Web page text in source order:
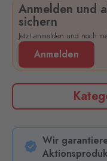
Anmelden und
sichern
Jetzt anmelden und noch
Anmelden
Wir